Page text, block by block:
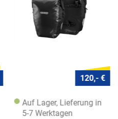
120,- €
Auf Lager, Lieferung in
5-7 Werktagen